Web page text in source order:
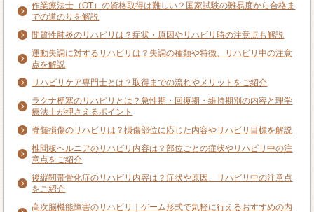
作業療法士（OT）の資格取得は難しい？国家試験の難易度から合格ま
での道のりを解説
間質性肺炎のリハビリは？症状・原因やリハビリ時の注意点も解説
運動失調に対するリハビリは？失調の種類や特徴、リハビリ中の注意
点を解説
リハビリケア専門士とは？取得までの流れやメリットをご紹介
ラクナ梗塞のリハビリとは？急性期・回復期・維持期別の内容と理学
療法士が押さえるポイント
脊髄損傷のリハビリは？損傷部位に応じた内容やリハビリ目標を解説
椎間板ヘルニアのリハビリ内容は？部位ごとの症状やリハビリ中の注
意点をご紹介
後縦靭帯骨化症のリハビリ内容は？症状や原因、リハビリ中の注意点
をご紹介
高次脳機能障害のリハビリ｜ゲーム形式で気軽に行えるおすすめの内